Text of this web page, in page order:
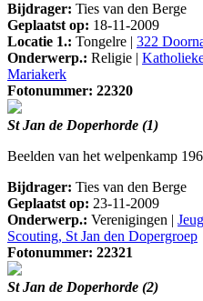
Bijdrager: Ties van den Berge
Geplaatst op: 18-11-2009
Locatie 1.: Tongelre | 322
Onderwerp.: Religie |
Mariakerk
Fotonummer: 22320
St Jan de Doperhorde (1)
Beelden van het welpenkamp
Bijdrager: Ties van den Berge
Geplaatst op: 23-11-2009
Onderwerp.: Verenigingen |
Scouting, St Jan den Dopergroep
Fotonummer: 22321
St Jan de Doperhorde (2)